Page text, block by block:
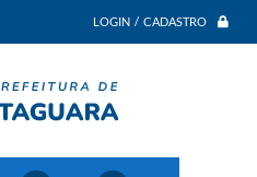
LOGIN / CADASTRO